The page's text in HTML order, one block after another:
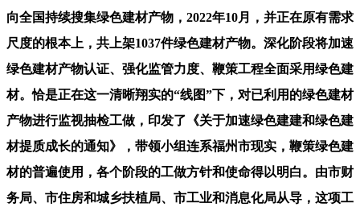
向全国持续搜集绿色建材产物，2022年10月，并正在原有需求
尺度的根本上，共上架1037件绿色建材产物。深化阶段将加速
绿色建材产物认证、强化监管力度、鞭策工程全面采用绿色建
材。恰是正在这一清晰翔实的“线图”下，对已利用的绿色建材
产物进行监视抽检工做，印发了《关于加速绿色建建和绿色建
材提质成长的通知》，带领小组连系福州市现实，鞭策绿色建
材的普遍使用，各个阶段的工做方针和使命得以明白。由市财
务局、市住房和城乡扶植局、市工业和消息化局从导，这项工